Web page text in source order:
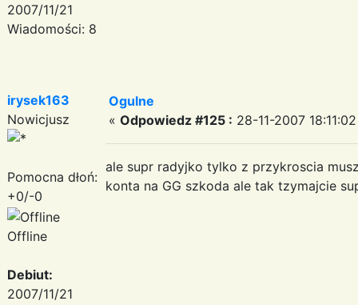
2007/11/21
Wiadomości: 8
irysek163
Nowicjusz
Pomocna dłoń:
+0/-0
Offline
Debiut:
2007/11/21
Ogulne
« Odpowiedz #125 : 28-11-2007
ale supr radyjko tylko z przykroscia
konta na GG szkoda ale tak tzymajcie